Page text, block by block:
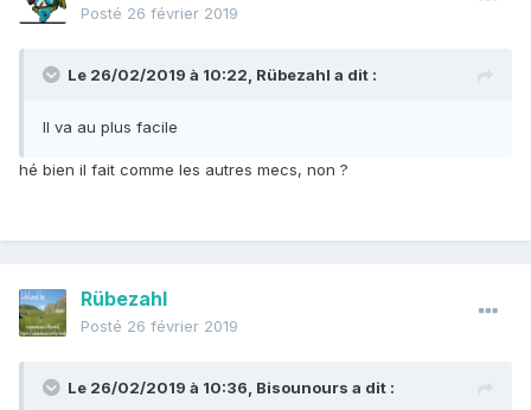
Posté 26 février 2019
Le 26/02/2019 à 10:22, Rübezahl a dit :
Il va au plus facile
hé bien il fait comme les autres mecs, non ?
Rübezahl
Posté 26 février 2019
Le 26/02/2019 à 10:36, Bisounours a dit :